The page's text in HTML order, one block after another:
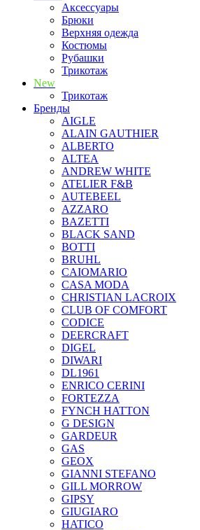
Аксессуары
Брюки
Верхняя одежда
Костюмы
Рубашки
Трикотаж
New
Трикотаж
Бренды
AIGLE
ALAIN GAUTHIER
ALBERTO
ALTEA
ANDREW WHITE
ATELIER F&B
AUTEBEEL
AZZARO
BAZETTI
BLACK SAND
BOTTI
BRUHL
CAIOMARIO
CASA MODA
CHRISTIAN LACROIX
CLUB OF COMFORT
CODICE
DEERCRAFT
DIGEL
DIWARI
DL1961
ENRICO CERINI
FORTEZZA
FYNCH HATTON
G DESIGN
GARDEUR
GAS
GEOX
GIANNI STEFANO
GILL MORROW
GIPSY
GIUGIARO
HATICO